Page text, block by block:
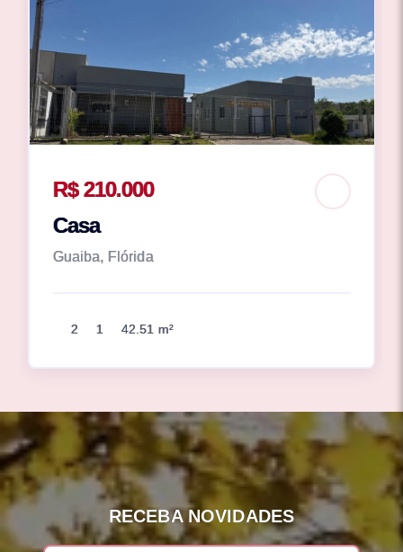
R$ 210.000
Casa
Guaiba, Flórida
2 1 42.51 m²
RECEBA NOVIDADES